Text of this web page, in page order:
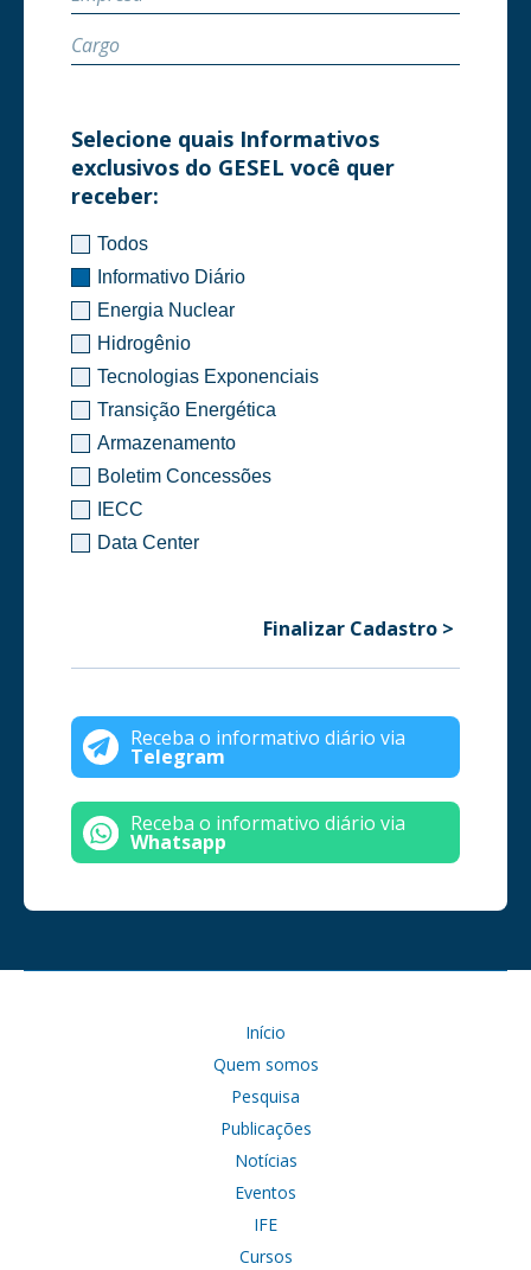
Selecione quais Informativos
exclusivos do GESEL você quer
receber:
Todos
Informativo Diário
Energia Nuclear
Hidrogênio
Tecnologias Exponenciais
Transição Energética
Armazenamento
Boletim Concessões
IECC
Data Center
Receba o informativo diário via
Telegram
Receba o informativo diário via
Whatsapp
Início
Quem somos
Pesquisa
Publicações
Notícias
Eventos
IFE
Cursos